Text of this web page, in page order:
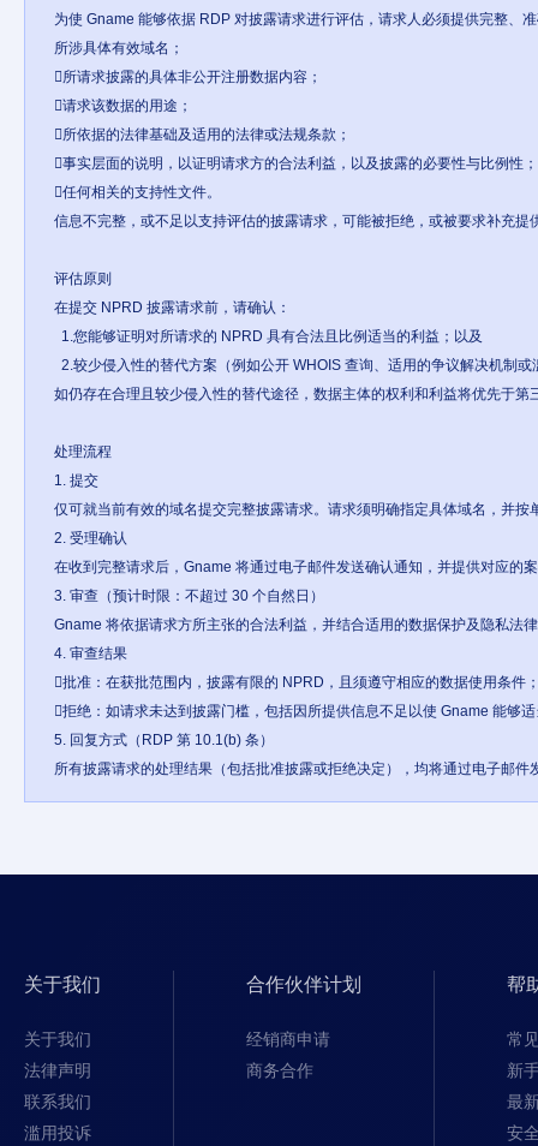
为使 Gname 能够依据 RDP 对披露请求进行评估，请求人必须提供完整、
所涉具体有效域名；
所请求披露的具体非公开注册数据内容；
请求该数据的用途；
所依据的法律基础及适用的法律或法规条款；
事实层面的说明，以证明请求方的合法利益，以及披露的必要性与比例性
任何相关的支持性文件。
信息不完整，或不足以支持评估的披露请求，可能被拒绝，或被要求补充提
评估原则
在提交 NPRD 披露请求前，请确认：
如仍存在合理且较少侵入性的替代途径，数据主体的权利和利益将优先于第
处理流程
1. 提交
仅可就当前有效的域名提交完整披露请求。请求须明确指定具体域名，并
2. 受理确认
在收到完整请求后，Gname 将通过电子邮件发送确认通知，并提供对应的
3. 审查（预计时限：不超过 30 个自然日）
Gname 将依据请求方所主张的合法利益，并结合适用的数据保护及隐私法
4. 审查结果
批准：在获批范围内，披露有限的 NPRD，且须遵守相应的数据使用条件
拒绝：如请求未达到披露门槛，包括因所提供信息不足以使 Gname 能够
5. 回复方式（RDP 第 10.1(b) 条）
所有披露请求的处理结果（包括批准披露或拒绝决定），均将通过电子邮
关于我们
关于我们
法律声明
联系我们
滥用投诉
合作伙伴计划
经销商申请
商务合作
帮
常
新
最
安